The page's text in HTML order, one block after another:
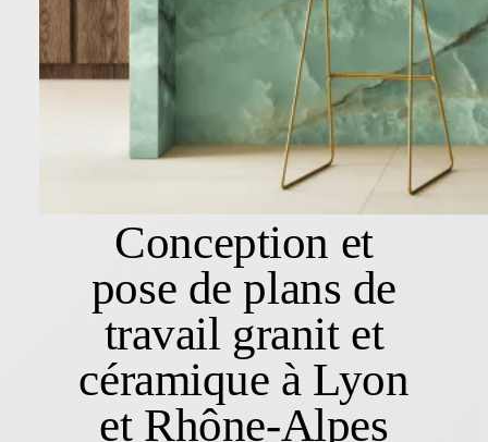
Conception et
pose de plans de
travail granit et
céramique à Lyon
et Rhône-Alpes